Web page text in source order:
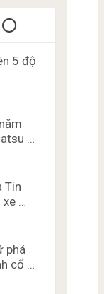
5 độ
…
Tin
xe …
phá
cổ …